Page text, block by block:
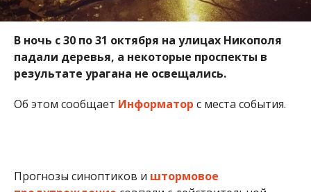
падали деревья, а некоторые проспекты в
результате урагана не освещались.
Об этом сообщает Информатор с места события.
непогода, сильный порывистый ветер “навел